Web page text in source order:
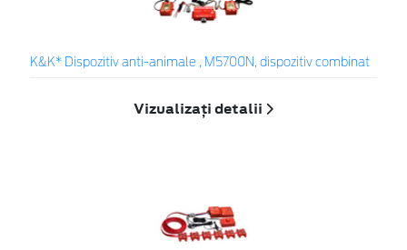
K&K* Dispozitiv anti-animale , M5700N, dispozitiv combinat
Vizualizați detalii